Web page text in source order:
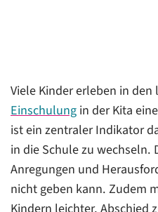
Viele Kinder erleben in
Einschulungin der Kita
ist ein zentraler Indikator
in die Schule zu wechseln.
Anregungen und
nicht geben kann. Zudem